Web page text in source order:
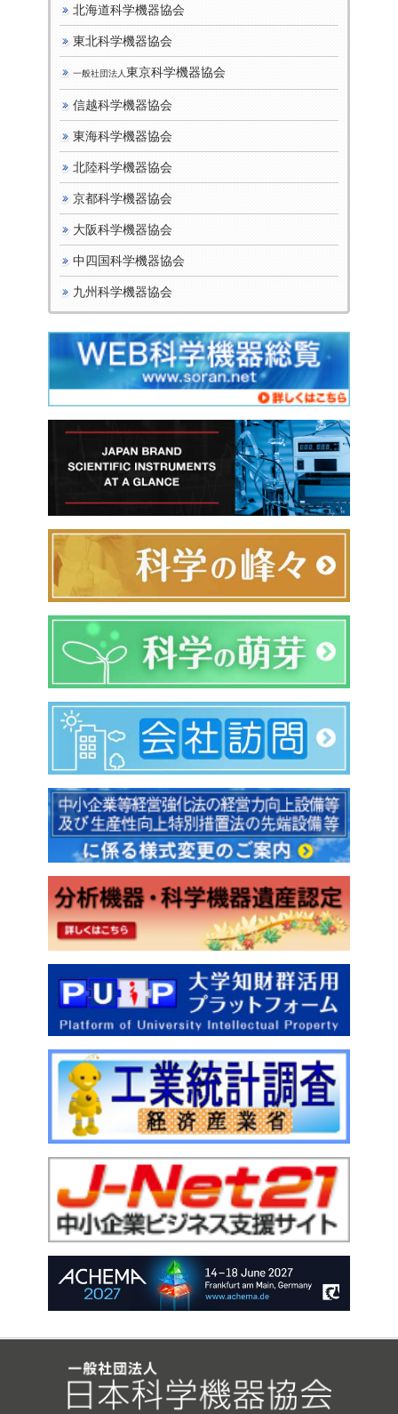
北海道科学機器協会
東北科学機器協会
一般社団法人 東京科学機器協会
信越科学機器協会
東海科学機器協会
北陸科学機器協会
京都科学機器協会
大阪科学機器協会
中四国科学機器協会
九州科学機器協会